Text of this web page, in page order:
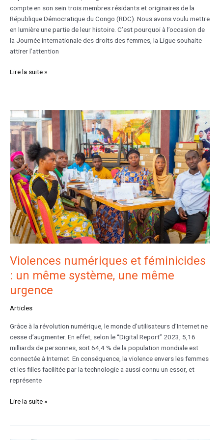
compte en son sein trois membres résidants et originaires de la
République Démocratique du Congo (RDC). Nous avons voulu mettre
en lumière une partie de leur histoire. C’est pourquoi à l’occasion de
la Journée internationale des droits des femmes, la Ligue souhaite
attirer l’attention
Lire la suite »
Violences numériques et féminicides
: un même système, une même
urgence
Articles
Grâce à la révolution numérique, le monde d’utilisateurs d’Internet ne
cesse d’augmenter. En effet, selon le “Digital Report” 2023, 5,16
milliards de personnes, soit 64,4 % de la population mondiale est
connectée à Internet. En conséquence, la violence envers les femmes
et les filles facilitée par la technologie a aussi connu un essor, et
représente
Violences
numériques
et
féminicides
:
un
même
système,
une
même
urgence
Lire la suite »